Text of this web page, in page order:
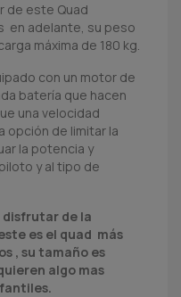
de este Quad
en adelante, su peso
máxima de 180 kg.
con un motor de
batería que hacen
una velocidad
opción de limitar la
la potencia y
y al tipo de
disfrutar de la
es el quad más
, su tamaño es
algo mas